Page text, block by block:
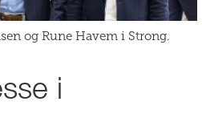
og Rune Havem i Strong.
i